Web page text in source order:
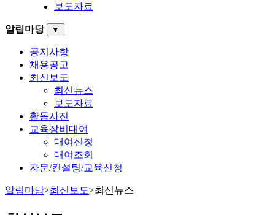
보도자료
알림마당 ▼
공지사항
채용공고
최신보도
최신뉴스
보도자료
활동사진
교육장비대여
대여신청
대여조회
자문/컨설팅/교육신청
알림마당>최신보도>최신뉴스